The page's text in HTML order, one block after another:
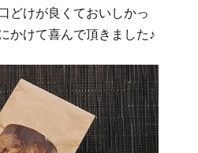
どけが良くておいしかっ
かけて喜んで頂きました♪